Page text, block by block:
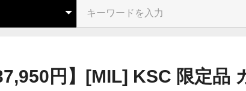
円】[MIL] KSC 限定品